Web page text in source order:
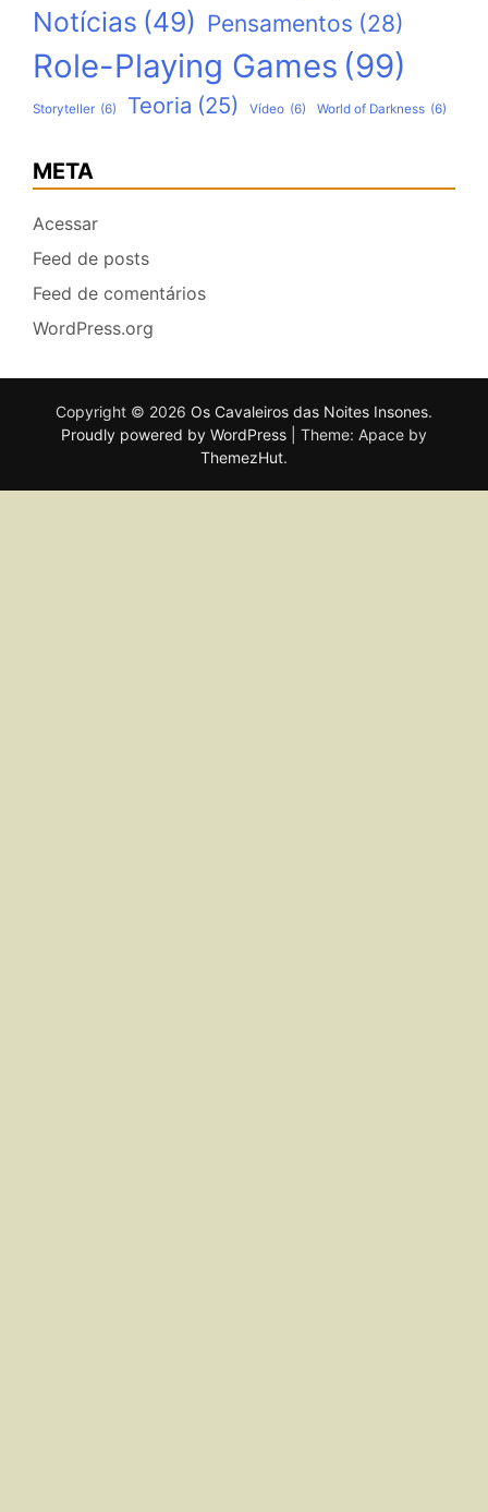
Notícias (49) Pensamentos (28)
Role-Playing Games (99)
Storyteller (6) Teoria (25) Vídeo (6) World of Darkness (6)
META
Acessar
Feed de posts
Feed de comentários
WordPress.org
Copyright © 2026 Os Cavaleiros das Noites Insones.
Proudly powered by WordPress
Theme: Apace by
ThemezHut.